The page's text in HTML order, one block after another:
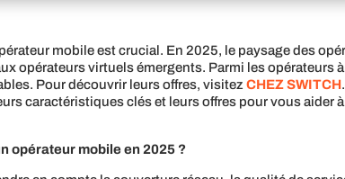
mobile est crucial. En 2025, le paysage des
opérateurs virtuels émergents. Parmi les opérateurs
Pour découvrir leurs offres, visitezCHEZ SWITCH
caractéristiques clés et leurs offres pour vous aider
opérateur mobile en 2025 ?